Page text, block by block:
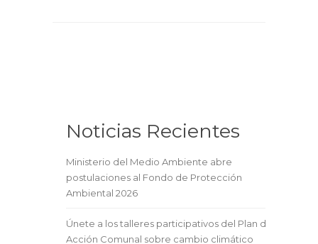
Noticias Recientes
Ministerio del Medio Ambiente abre
postulaciones al Fondo de Protección
Ambiental 2026
Únete a los talleres participativos del Plan de
Acción Comunal sobre cambio climático